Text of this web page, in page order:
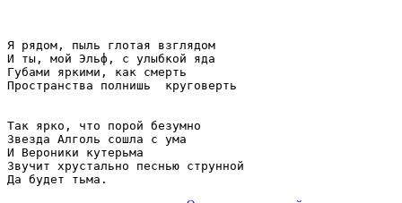
Я рядом, пыль глотая взглядом
И ты, мой Эльф, с улыбкой яда
Губами яркими, как смерть
Пространства полнишь  круговерть
Так ярко, что порой безумно
Звезда Алголь сошла с ума
И Вероники кутерьма
Звучит хрустально песнью струнной
Да будет тьма.